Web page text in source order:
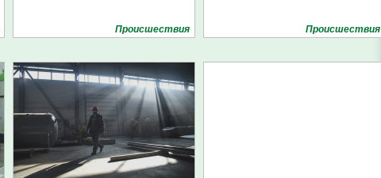
Проиcшествия Проиcшествия